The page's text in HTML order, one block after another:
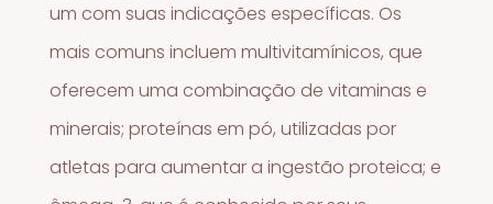
um com suas indicações específicas. Os
mais comuns incluem multivitamínicos, que
oferecem uma combinação de vitaminas e
minerais; proteínas em pó, utilizadas por
atletas para aumentar a ingestão proteica; e